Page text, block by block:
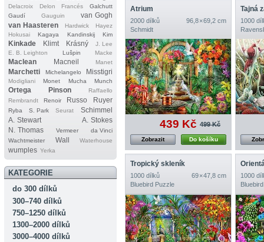
Delacroix
Delon Francés
Galchutt
Gaudí
Gauguin
van Gogh
van Haasteren
Hardwick
Hayez
Hokusai
Kagaya Kandinskij Kim
Kinkade Klimt Krásný
J. Lee
E. B. Leighton
Lušpin Macke
Maclean Macneil Manet
Marchetti Michelangelo Misstigri
Modigliani Monet Mucha Munch
Ortega Pinson
Raffaello
Rembrandt
Renoir Russo Ruyer
Ryba S. Park Seurat
Schimmel
A. Stewart
A. Stokes
N. Thomas
Vermeer
da Vinci
Wachtmeister
Wall Waterhouse
wumples Yerka
KATEGORIE
do 300 dílků
300–740 dílků
750–1250 dílků
1300–2000 dílků
3000–4000 dílků
Atrium
2000 dílků
96,8 × 69,2 cm
Schmidt
439 Kč 499 Kč
Do košíku
Zobrazit
Tajná
1000
Tropický skleník
1000 dílků
69 × 47,8 cm
Bluebird Puzzle
1000